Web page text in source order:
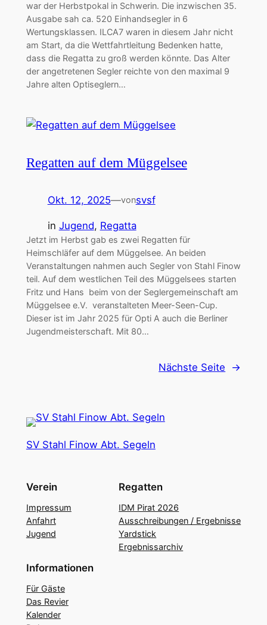
war der Herbstpokal in Schwerin. Die inzwischen 35.
Ausgabe sah ca. 520 Einhandsegler in 6
Wertungsklassen. ILCA7 waren in diesem Jahr nicht
am Start, da die Wettfahrtleitung Bedenken hatte,
dass die Regatta zu groß werden könnte. Das Alter
der angetretenen Segler reichte von den maximal 9
Jahre alten Optiseglern…
Regatten auf dem Müggelsee
Okt. 12, 2025—vonsvsf
in Jugend, Regatta
Jetzt im Herbst gab es zwei Regatten für
Heimschläfer auf dem Müggelsee. An beiden
Veranstaltungen nahmen auch Segler von Stahl Finow
teil. Auf dem westlichen Teil des Müggelsees starten
Fritz und Hans beim von der Seglergemeinschaft am
Müggelsee e.V. veranstalteten Meer-Seen-Cup.
Dieser ist im Jahr 2025 für Opti A auch die Berliner
Jugendmeisterschaft. Mit 80…
Nächste Seite →
SV Stahl Finow Abt. Segeln
Verein
Impressum
Anfahrt
Jugend
Regatten
IDM Pirat 2026
Ausschreibungen / Ergebnisse
Yardstick
Ergebnissarchiv
Informationen
Für Gäste
Das Revier
Kalender